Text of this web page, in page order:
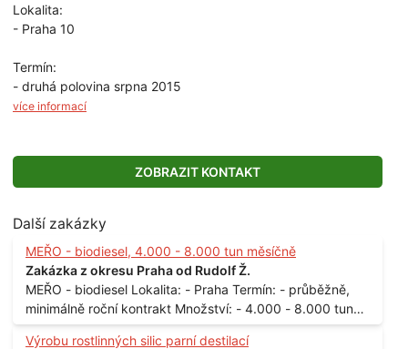
Lokalita:
- Praha 10
Termín:
- druhá polovina srpna 2015
více informací
ZOBRAZIT KONTAKT
Další zakázky
MEŘO - biodiesel, 4.000 - 8.000 tun měsíčně
Zakázka z okresu Praha od Rudolf Ž.
MEŘO - biodiesel Lokalita: - Praha Termín: - průběžně,
minimálně roční kontrakt Množství: - 4.000 - 8.000 tun
měsíčně
Výrobu rostlinných silic parní destilací